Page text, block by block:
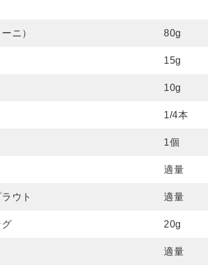
ニ） 80g
15g
10g
1/4本
1個
適量
ウト 適量
20g
適量